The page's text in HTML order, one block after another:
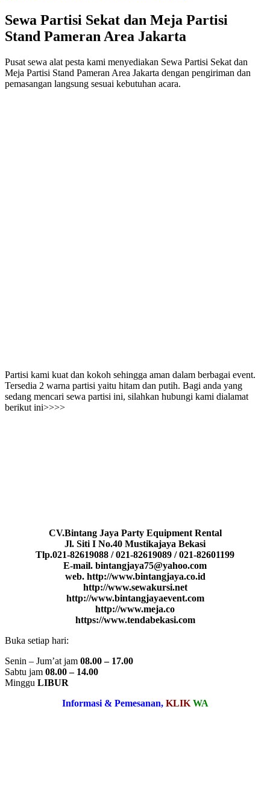
Sewa Partisi Sekat dan Meja Partisi
Stand Pameran Area Jakarta
Pusat sewa alat pesta kami menyediakan Sewa Partisi Sekat dan
Meja Partisi Stand Pameran Area Jakarta dengan pengiriman dan
pemasangan langsung sesuai kebutuhan acara.
Partisi kami kuat dan kokoh sehingga aman dalam berbagai event.
Tersedia 2 warna partisi yaitu hitam dan putih. Bagi anda yang
sedang mencari sewa partisi ini, silahkan hubungi kami dialamat
berikut ini>>>>
CV.Bintang Jaya Party Equipment Rental
Jl. Siti I No.40 Mustikajaya Bekasi
Tlp.021-82619088 / 021-82619089 / 021-82601199
E-mail. bintangjaya75@yahoo.com
web. http://www.bintangjaya.co.id
http://www.sewakursi.net
http://www.bintangjayaevent.com
http://www.meja.co
https://www.tendabekasi.com
Buka setiap hari:
Senin – Jum’at jam 08.00 – 17.00
Sabtu jam 08.00 – 14.00
Minggu LIBUR
Informasi & Pemesanan, KLIK WA